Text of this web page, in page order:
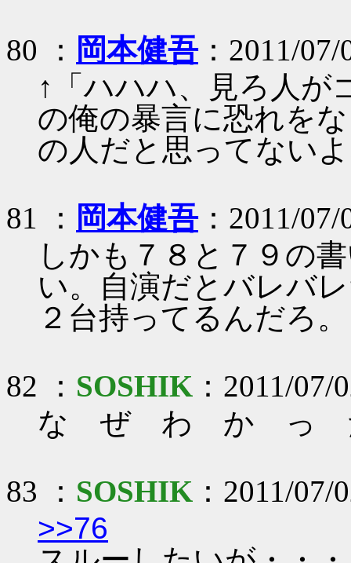
80 ： 岡本健吾：2011/07/
↑「ハハハ、見ろ人が
の俺の暴言に恐れを
の人だと思ってない
81 ： 岡本健吾：2011/07/
しかも７８と７９の
い。自演だとバレバ
２台持ってるんだろ。
82 ： SOSHIK ：2011/
な ぜ わ か っ
83 ： SOSHIK ：2011/
>>76